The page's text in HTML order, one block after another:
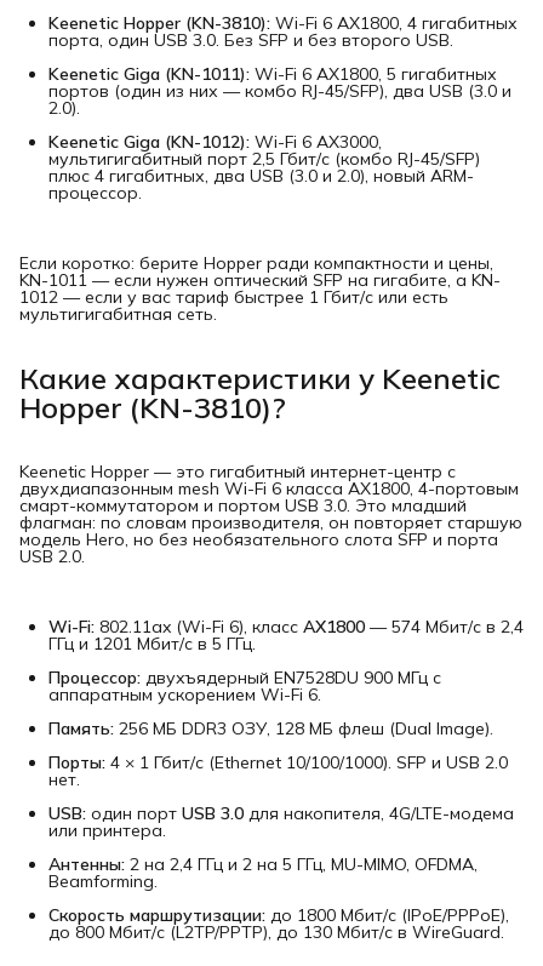
Keenetic Hopper (KN-3810): Wi-Fi 6 AX1800, 4 гигабитных
порта, один USB 3.0. Без SFP и без второго USB.
Keenetic Giga (KN-1011): Wi-Fi 6 AX1800, 5 гигабитных
портов (один из них — комбо RJ-45/SFP), два USB (3.0 и
2.0).
Keenetic Giga (KN-1012): Wi-Fi 6 AX3000,
мультигигабитный порт 2,5 Гбит/с (комбо RJ-45/SFP)
плюс 4 гигабитных, два USB (3.0 и 2.0), новый ARM-
процессор.
Если коротко: берите Hopper ради компактности и цены,
KN-1011 — если нужен оптический SFP на гигабите, а KN-
1012 — если у вас тариф быстрее 1 Гбит/с или есть
мультигигабитная сеть.
Какие характеристики у Keenetic
Hopper (KN-3810)?
Keenetic Hopper — это гигабитный интернет-центр с
двухдиапазонным mesh Wi-Fi 6 класса AX1800, 4-портовым
смарт-коммутатором и портом USB 3.0. Это младший
флагман: по словам производителя, он повторяет старшую
модель Hero, но без необязательного слота SFP и порта
USB 2.0.
Wi-Fi: 802.11ax (Wi-Fi 6), класс AX1800 — 574 Мбит/с в 2,4
ГГц и 1201 Мбит/с в 5 ГГц.
Процессор: двухъядерный EN7528DU 900 МГц с
аппаратным ускорением Wi-Fi 6.
Память: 256 МБ DDR3 ОЗУ, 128 МБ флеш (Dual Image).
Порты: 4 × 1 Гбит/с (Ethernet 10/100/1000). SFP и USB 2.0
нет.
USB: один порт USB 3.0 для накопителя, 4G/LTE-модема
или принтера.
Антенны: 2 на 2,4 ГГц и 2 на 5 ГГц, MU-MIMO, OFDMA,
Beamforming.
Скорость маршрутизации: до 1800 Мбит/с (IPoE/PPPoE),
до 800 Мбит/с (L2TP/PPTP), до 130 Мбит/с в WireGuard.